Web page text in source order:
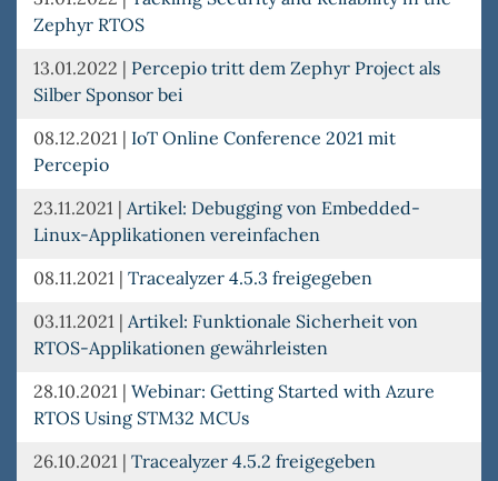
Zephyr RTOS
13.01.2022 | Percepio tritt dem Zephyr Project als
Silber Sponsor bei
08.12.2021 | IoT Online Conference 2021 mit
Percepio
23.11.2021 | Artikel: Debugging von Embedded-
Linux-Applikationen vereinfachen
08.11.2021 | Tracealyzer 4.5.3 freigegeben
03.11.2021 | Artikel: Funktionale Sicherheit von
RTOS-Applikationen gewährleisten
28.10.2021 | Webinar: Getting Started with Azure
RTOS Using STM32 MCUs
26.10.2021 | Tracealyzer 4.5.2 freigegeben